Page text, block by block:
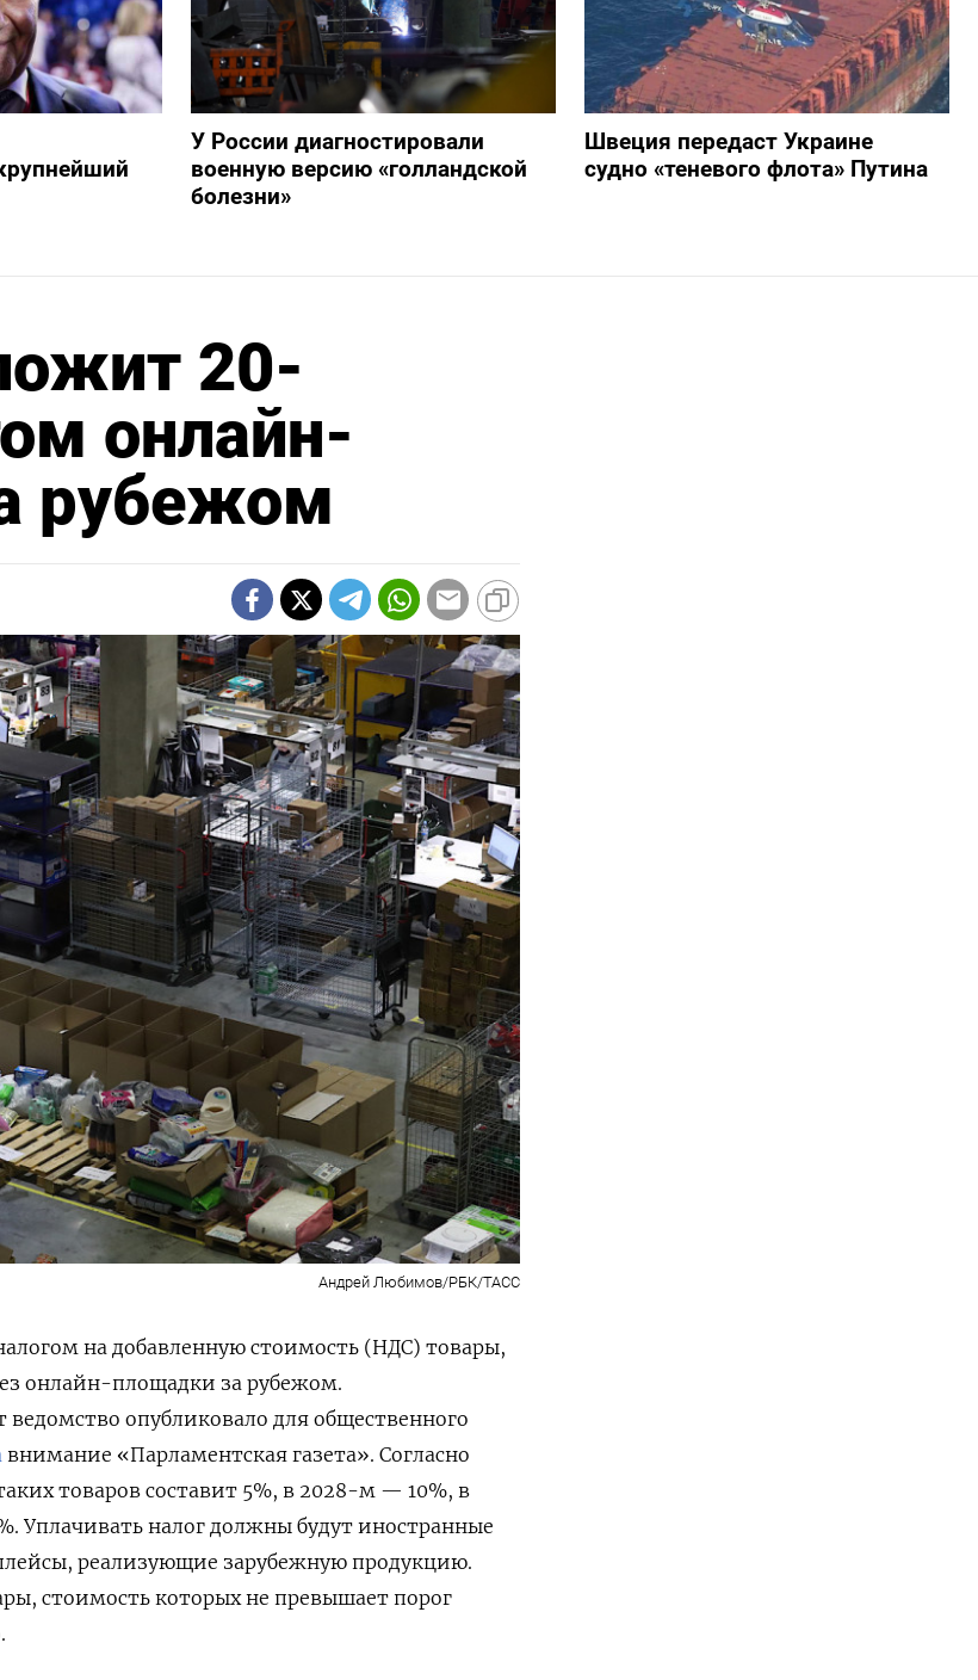
У России диагностировали
военную версию «голландской
болезни»
Швеция передаст Украине
судно «теневого флота» Путина
20-
онлайн-
рубежом
Андрей Любимов/РБК/ТАСС
на добавленную стоимость (НДС) товары,
онлайн-площадки за рубежом.
опубликовало для общественного
внимание «Парламентская газета». Согласно
товаров составит 5%, в 2028-м — 10%, в
Уплачивать налог должны будут иностранные
реализующие зарубежную продукцию.
стоимость которых не превышает порог